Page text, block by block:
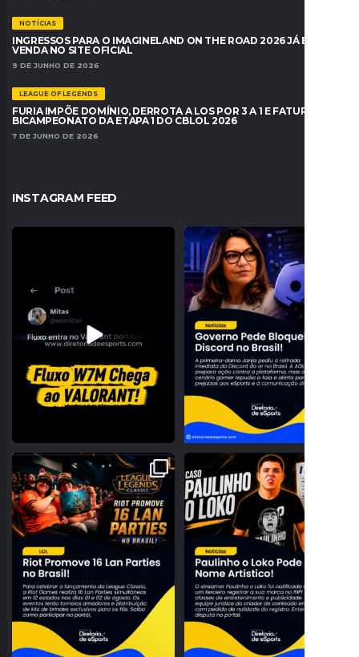
NOTÍCIAS
INGRESSOS PARA O IMAGINELAND ON THE ROAD 2026 JÁ ESTÃO À
VENDA NO SITE OFICIAL
9 DE JUNHO DE 2026
LEAGUE OF LEGENDS
FURIA IMPÕE DOMÍNIO, DERROTA A LOS POR 3 A 1 E FATURA O
BICAMPEONATO DA ETAPA 1 DO CBLOL 2026
7 DE JUNHO DE 2026
INSTAGRAM FEED
JANJA PEDE BLOQUEIO DO DISCORD
NO BRASIL E...
179 25
A NOSTALGIA VAI DOMINAR O
BRASIL! RIOT ANUNCIA 16...
28 0
PROBLEMAS NO REGISTRO!
PAULINHO O LOKO PODE PERDER
159 27